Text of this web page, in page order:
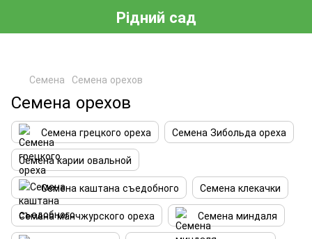
Рідний сад
Семена Семена орехов
Семена орехов
Семена грецкого ореха
Семена Зибольда ореха
Семена карии овальной
Семена каштана съедобного
Семена клекачки
Семена манчжурского ореха
Семена миндаля